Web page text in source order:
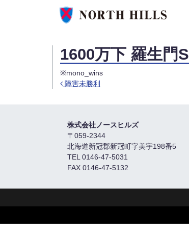
1600万下 羅生門S
※mono_wins
障害未勝利
株式会社ノースヒルズ
〒059-2344
北海道新冠郡新冠町字美宇198番5
TEL 0146-47-5031
FAX 0146-47-5132